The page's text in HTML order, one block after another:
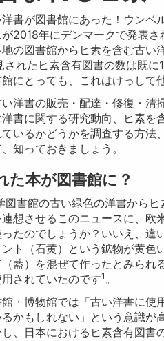
書が図書館にあった！ウンベ
2018年にデンマークで発表
の図書館からヒ素を含む古
れたヒ素含有図書の数は既
にとっても、これはけっして
洋書の販売・配達・修復・清
書に関する研究動向、ヒ素を
いるかどうかを調査する方法
知っておきましょう。
た本が図書館に？
書館の古い緑色の洋書から
想させるこのニュースに、欧
たのでしょうか？いいえ、違
ト（石黄）という鉱物が黄色
藍）を混ぜて作ったとみられ
されていたのです1 。
・博物館では「古い洋書に使
かもしれない」という意識が
、日本におけるヒ素含有図書